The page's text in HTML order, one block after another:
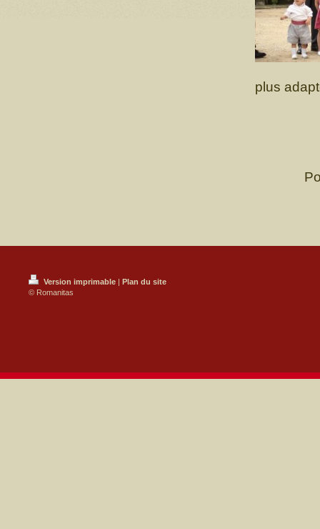
plus
Version imprimable | Plan du site
© Romanitas